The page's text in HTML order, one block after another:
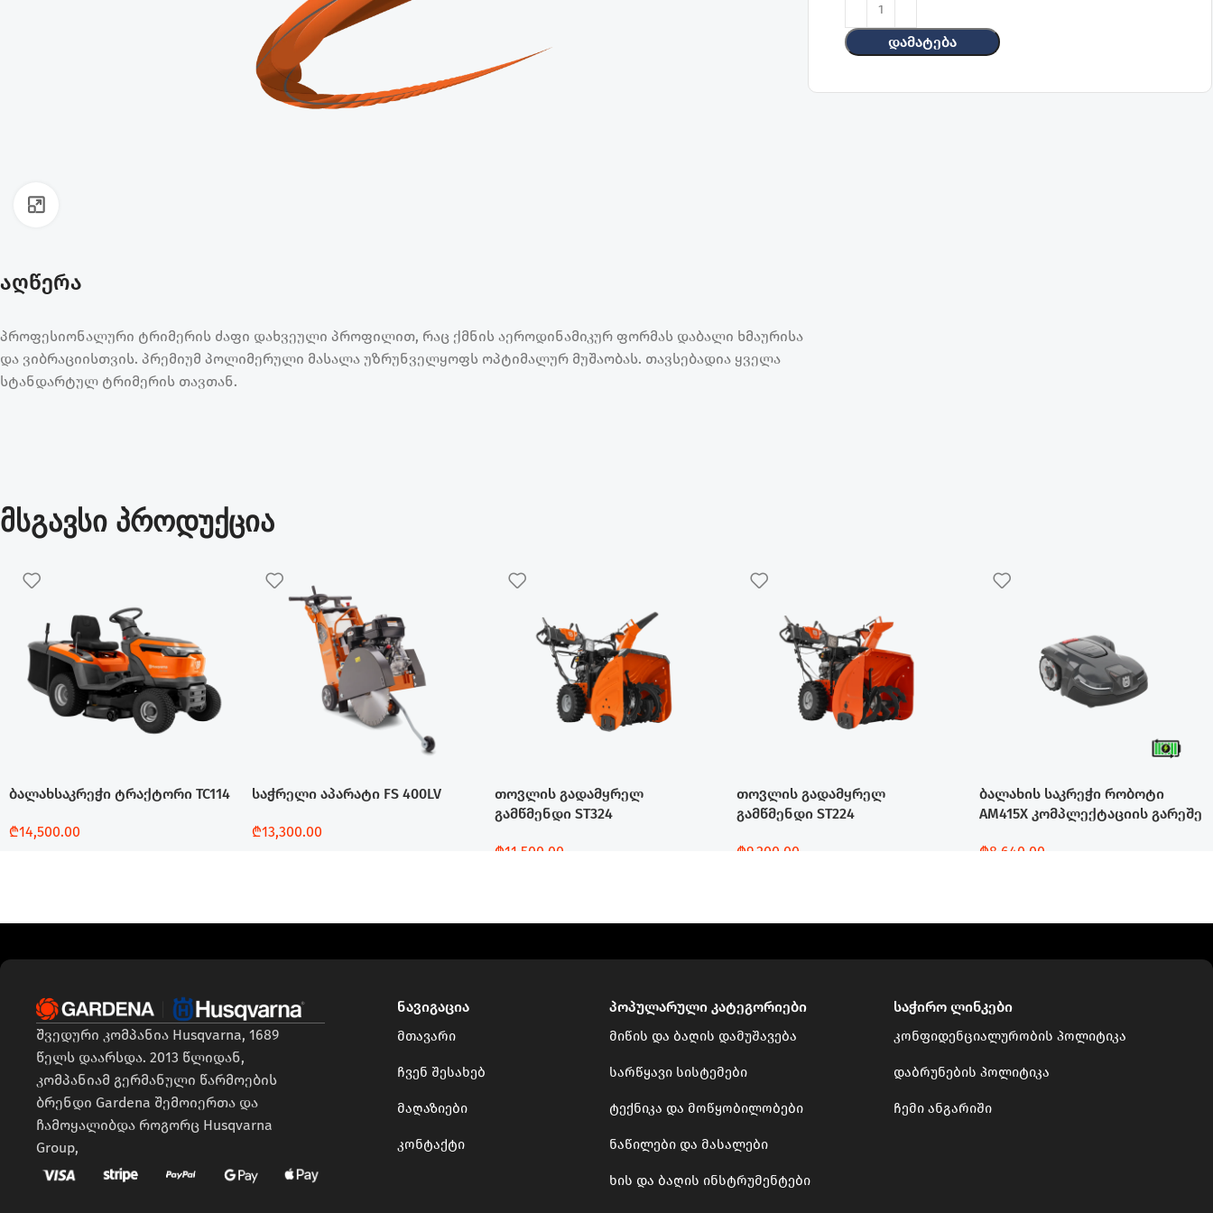
აღწერა
პროფესიონალური ტრიმერის ძაფი დახვეული პროფილით, რაც ქმნის აეროდინამიკურ ფორმას დაბალი ხმაურისა
და ვიბრაციისთვის. პრემიუმ პოლიმერული მასალა უზრუნველყოფს ოპტიმალურ მუშაობას. თავსებადია ყველა
სტანდარტულ ტრიმერის თავთან.
Დამატება
მსგავსი პროდუქცია
ბალახსაკრეჭი ტრაქტორი TC114
₾14,500.00
საჭრელი აპარატი FS 400LV
₾13,300.00
თოვლის გადამყრელ
გამწმენდი ST324
₾11,500.00
თოვლის გადამყრელ
გამწმენდი ST224
₾9,200.00
ბალახის საკრეჭი რობოტი
AM415X კომპლექტაციის გარეშე
₾8,640.00
შვედური კომპანია Husqvarna, 1689
წელს დაარსდა. 2013 წლიდან,
კომპანიამ გერმანული წარმოების
ბრენდი Gardena შემოიერთა და
ჩამოყალიბდა როგორც Husqvarna
Group,
ნავიგაცია
მთავარი
ჩვენ შესახებ
მაღაზიები
კონტაქტი
პოპულარული კატეგორიები
მიწის და ბაღის დამუშავება
სარწყავი სისტემები
ტექნიკა და მოწყობილობები
ნაწილები და მასალები
ხის და ბაღის ინსტრუმენტები
საჭირო ლინკები
კონფიდენციალურობის პოლიტიკა
დაბრუნების პოლიტიკა
ჩემი ანგარიში